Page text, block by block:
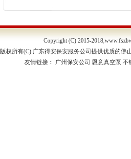
Copyright (C) 2015-2018,
版权所有(C) 广东得安保安服务公司提供优质的佛
友情链接： 广州保安公司 恩意真空泵 不